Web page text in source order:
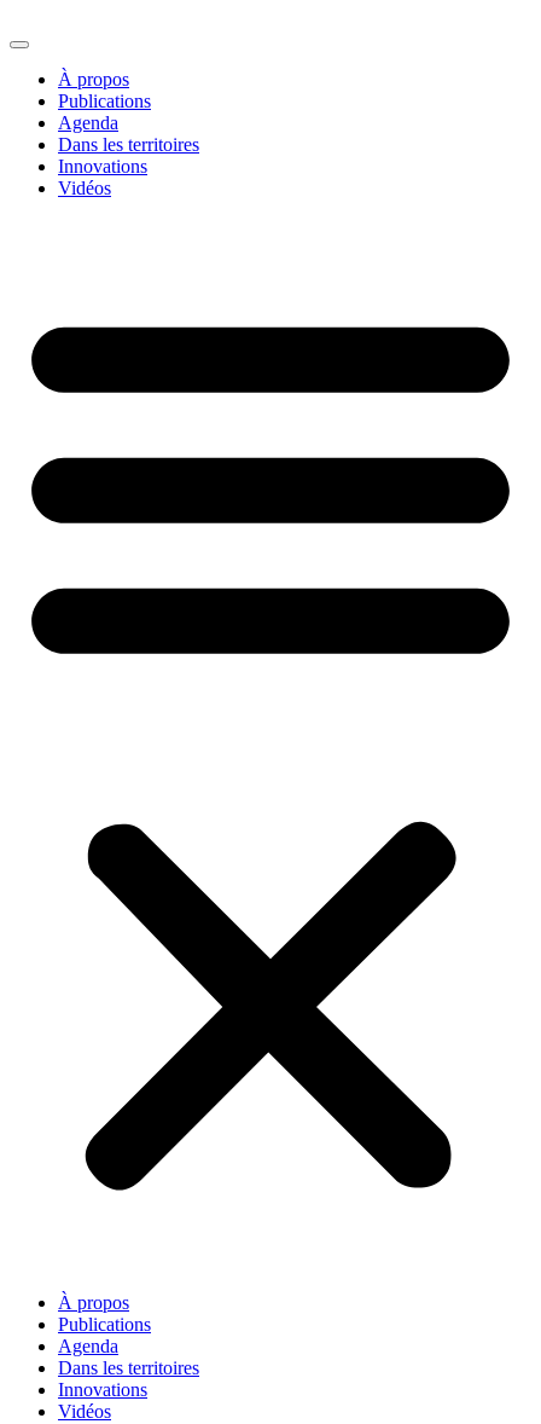
À propos
Publications
Agenda
Dans les territoires
Innovations
Vidéos
À propos
Publications
Agenda
Dans les territoires
Innovations
Vidéos